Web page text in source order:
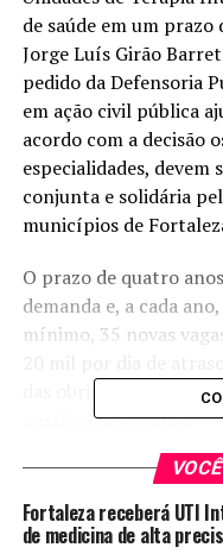
de saúde em um prazo
Jorge Luís Girão
pedido da Defensoria
em ação civil pública
acordo com a decisão
especialidades,
conjunta e solidária
municípios de
O prazo de quatro
demanda e, a cada
mínimo, 35 novas
das obrigações
passível de recurso.
A ação foi proposta a
pessoas que buscavam
internação em leitos
Fortaleza receberá UTI
de medicina de alta